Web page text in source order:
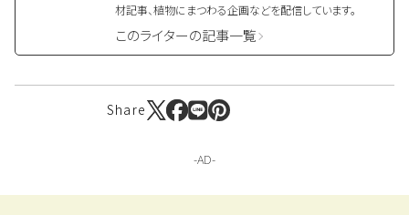
材記事、植物にまつわる企画などを配信しています。
このライターの記事一覧
Share